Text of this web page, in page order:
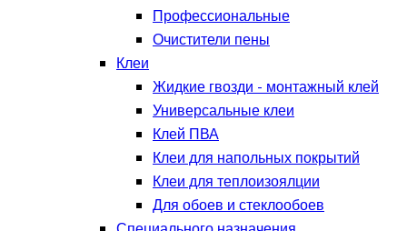
Профессиональные
Очистители пены
Клеи
Жидкие гвозди - монтажный клей
Универсальные клеи
Клей ПВА
Клеи для напольных покрытий
Клеи для теплоизоялции
Для обоев и стеклообоев